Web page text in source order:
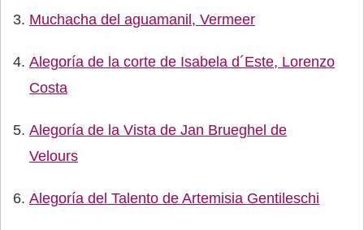
Muchacha del aguamanil, Vermeer
Alegoría de la corte de Isabela d´Este, Lorenzo
Costa
Alegoría de la Vista de Jan Brueghel de
Velours
Alegoría del Talento de Artemisia Gentileschi